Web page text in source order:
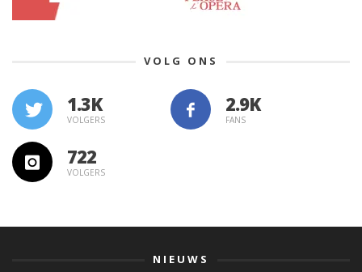
VOLG ONS
1.3K
VOLGERS FANS
722
VOLGERS
NIEUWS